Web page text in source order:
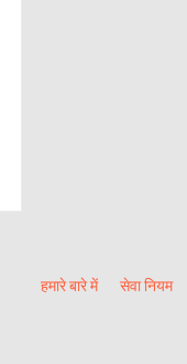
हमारे बारे में सेवा नियम